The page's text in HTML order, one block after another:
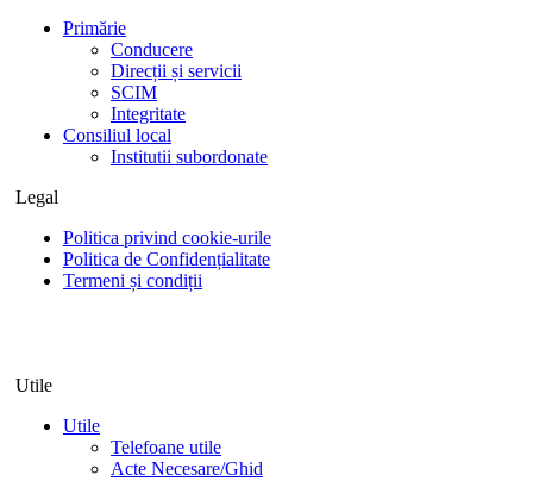
Primărie
Conducere
Direcții și servicii
SCIM
Integritate
Consiliul local
Institutii subordonate
Legal
Politica privind cookie-urile
Politica de Confidențialitate
Termeni și condiții
Utile
Utile
Telefoane utile
Acte Necesare/Ghid